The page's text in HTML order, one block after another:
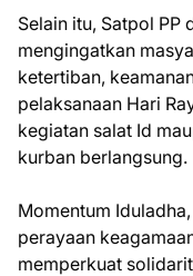
Selain itu, Satpol PP
mengingatkan
ketertiban,
pelaksanaan Hari
kegiatan salat Id
kurban berlangsung.
Momentum
perayaan
memperkuat